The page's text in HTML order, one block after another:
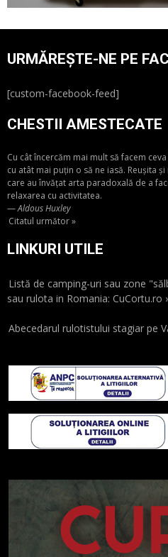
URMĂREȘTE-NE PE
[custom-facebook-feed]
CHESTII AMESTECATE
Cu cât încercăm mai mult să facem
cu atât mai puțin o să ne iasă. Reușita
care au învățat arta paradoxală de a
relaxarea cu activitatea.
—Aldous Huxley
Citatul următor »
LINKURI UTILE
Listă de camping-uri sau zone
sau rulota in Romania: CuCortu.ro
Abecedarul rulotistului stagiar pe